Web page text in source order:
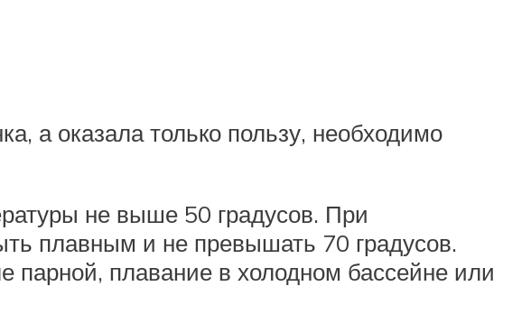
а оказала только пользу, необходимо
не выше 50 градусов. При
плавным и не превышать 70 градусов.
парной, плавание в холодном бассейне или